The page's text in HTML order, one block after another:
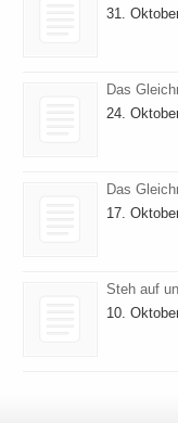
31.
Das
24.
Das
17.
Steh auf
10.